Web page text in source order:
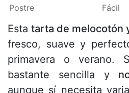
Postre Fácil
Esta tarta de melocotón
fresco, suave y
primavera o verano.
bastante sencilla y
aunque sí necesita